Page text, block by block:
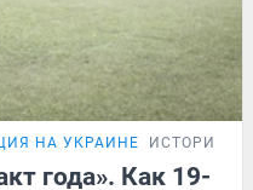
НА УКРАИНЕ ИСТОРИИ
года». Как 19-